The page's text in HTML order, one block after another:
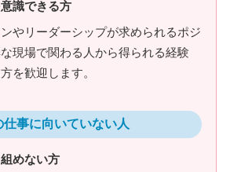
識できる方
やリーダーシップが求められるポジ
現場で関わる人から得られる経験
を歓迎します。
仕事に向いていない人
めない方